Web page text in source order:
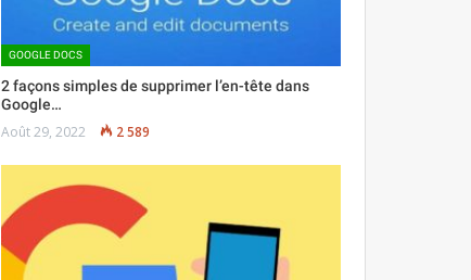
GOOGLE DOCS
2 façons simples de supprimer l’en-tête dans
Google…
Août 29, 2022 2 589